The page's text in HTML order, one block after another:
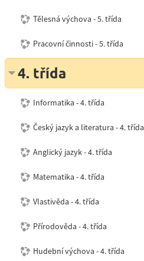
Tělesná výchova - 5. třída
Pracovní činnosti - 5. třída
4. třída
Informatika - 4. třída
Český jazyk a literatura - 4. třída
Anglický jazyk - 4. třída
Matematika - 4. třída
Vlastivěda - 4. třída
Přírodověda - 4. třída
Hudební výchova - 4. třída